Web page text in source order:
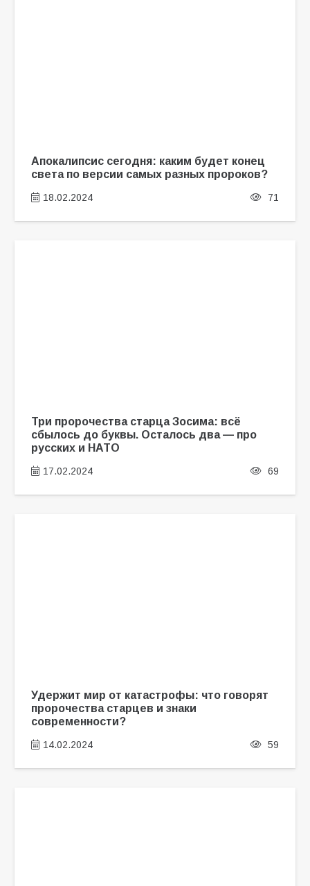
Апокалипсис сегодня: каким будет конец
света по версии самых разных пророков?
18.02.2024 71
Три пророчества старца Зосима: всё
сбылось до буквы. Осталось два — про
русских и НАТО
17.02.2024 69
Удержит мир от катастрофы: что говорят
пророчества старцев и знаки
современности?
14.02.2024 59